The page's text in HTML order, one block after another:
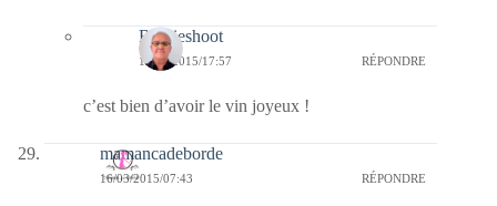
Bernieshoot
17/03/2015/17:57 RÉPONDRE
c’est bien d’avoir le vin joyeux !
mamancadeborde
16/03/2015/07:43 RÉPONDRE